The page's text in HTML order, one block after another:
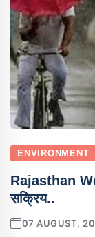
ENVIRONMENT
Rajasthan
सक्रिय..
07 AUGUST,